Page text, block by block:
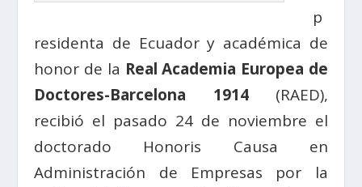
p
residenta de Ecuador y académica de
honor de la Real Academia Europea de
Doctores-Barcelona 1914(RAED),
recibió el pasado 24 de noviembre el
doctorado Honoris Causa en
Administración de Empresas por la